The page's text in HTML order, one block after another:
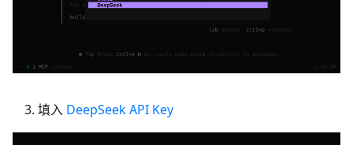
填入 DeepSeek API Key